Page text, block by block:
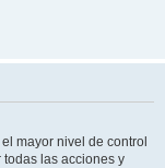
mayor nivel de control
las acciones y